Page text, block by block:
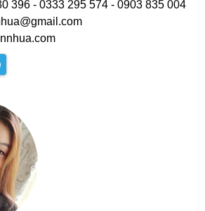
396 - 0333 295 574 - 0903 835 004